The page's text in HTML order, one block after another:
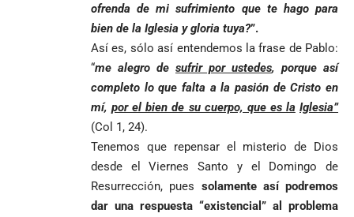
ofrenda de mi sufrimiento que te hago para
bien de la Iglesia y gloria tuya?”.
Así es, sólo así entendemos la frase de Pablo:
“me alegro de sufrir por ustedes, porque así
completo lo que falta a la pasión de Cristo en
mí,por el bien de su cuerpo, que es la Iglesia”
(Col 1, 24).
Tenemos que repensar el misterio de Dios
desde el Viernes Santo y el Domingo de
Resurrección, pues solamente así podremos
dar una respuesta “existencial” al problema